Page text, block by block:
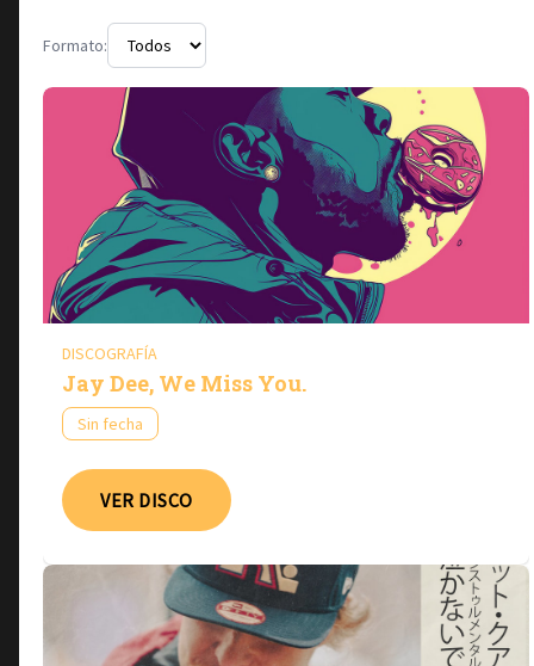
Formato:
DISCOGRAFÍA
Jay Dee, We Miss You.
Sin fecha
VER DISCO